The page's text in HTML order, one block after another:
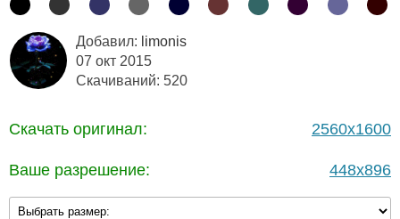
Добавил: limonis
07 окт 2015
Скачиваний: 520
Скачать оригинал: 2560x1600
Ваше разрешение: 448x896